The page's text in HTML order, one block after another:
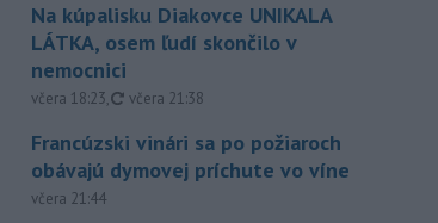
Na kúpalisku Diakovce UNIKALA
LÁTKA, osem ľudí skončilo v
nemocnici
včera 18:23, aktualizované
včera 21:38
Francúzski vinári sa po požiaroch
obávajú dymovej príchute vo víne
včera 21:44